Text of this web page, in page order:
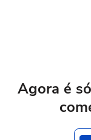
Agora é